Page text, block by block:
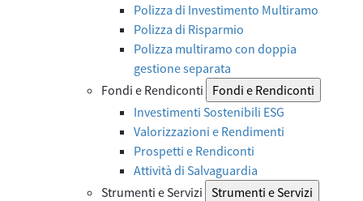
Polizza di Investimento Multiramo
Polizza di Risparmio
Polizza multiramo con doppia
gestione separata
Fondi e Rendiconti
Fondi e Rendiconti
Investimenti Sostenibili ESG
Valorizzazioni e Rendimenti
Prospetti e Rendiconti
Attività di Salvaguardia
Strumenti e Servizi Strumenti e Servizi